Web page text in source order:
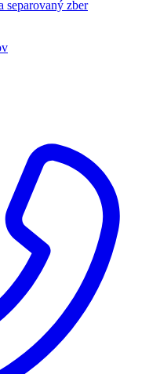
separovaný zber